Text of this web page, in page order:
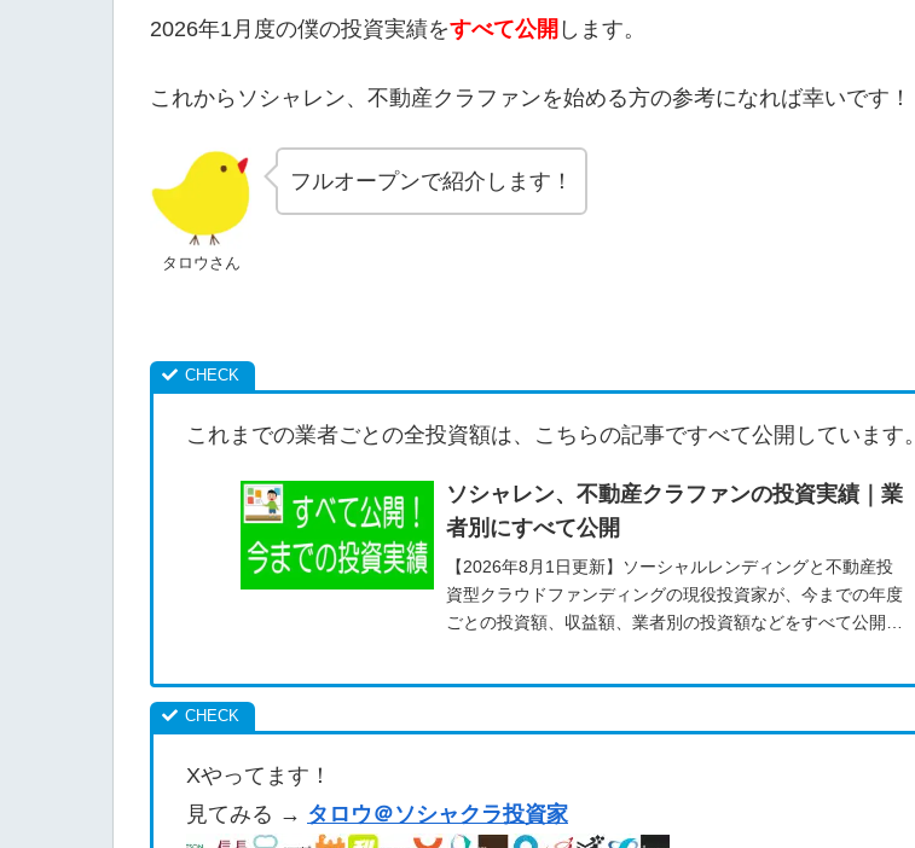
2026年1月度の僕の投資実績をすべて公開 します。
これからソシャレン、不動産クラファンを始める方の参考になれば幸いです！
タロウさん
フルオープンで紹介します！
これまでの業者ごとの全投資額は、こちらの記事ですべて公開しています。
ソシャレン、不動産クラファンの投資実績｜業
者別にすべて公開
【2026年8月1日更新】ソーシャルレンディングと不動産投
資型クラウドファンディングの現役投資家が、今までの年度
ごとの投資額、収益額、業者別の投資額などをすべて公開し
Xやってます！
見てみる → タロウ＠ソシャクラ投資家